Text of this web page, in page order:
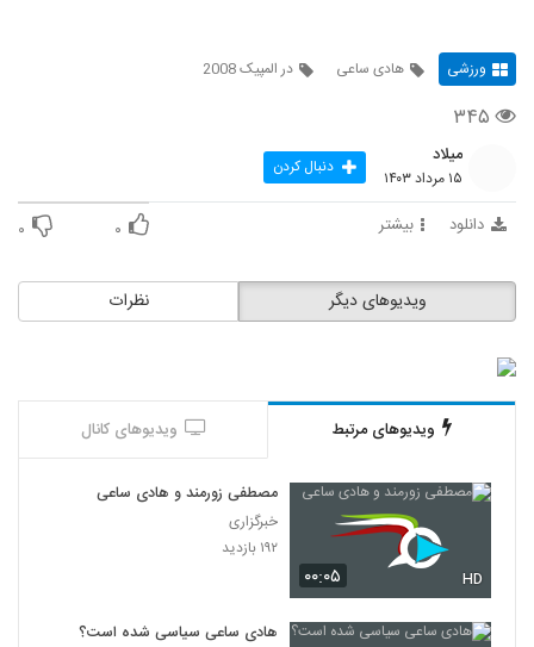
ورزشی هادی ساعی در المپیک 2008
۳۴۵
میلاد
۱۵ مرداد ۱۴۰۳ دنبال کردن
دانلود بیشتر ۰ ۰
نظرات ویدیوهای دیگر
ویدیوهای مرتبط ویدیوهای کانال
۰۰:۰۵ HD
مصطفی زورمند و هادی ساعی
خبرگزاری
۱۹۲ بازدید
هادی ساعی سیاسی شده است؟